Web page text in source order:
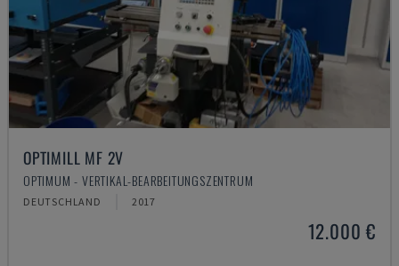
OPTIMILL MF 2V
OPTIMUM - VERTIKAL-BEARBEITUNGSZENTRUM
DEUTSCHLAND 2017
12.000 €